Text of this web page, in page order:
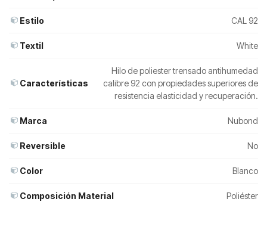
Estilo CAL 92
Textil White
Características
Hilo de poliester trensado antihumedad
calibre 92 con propiedades superiores de
resistencia elasticidad y recuperación.
Marca Nubond
Reversible No
Color Blanco
Composición Material Poliéster